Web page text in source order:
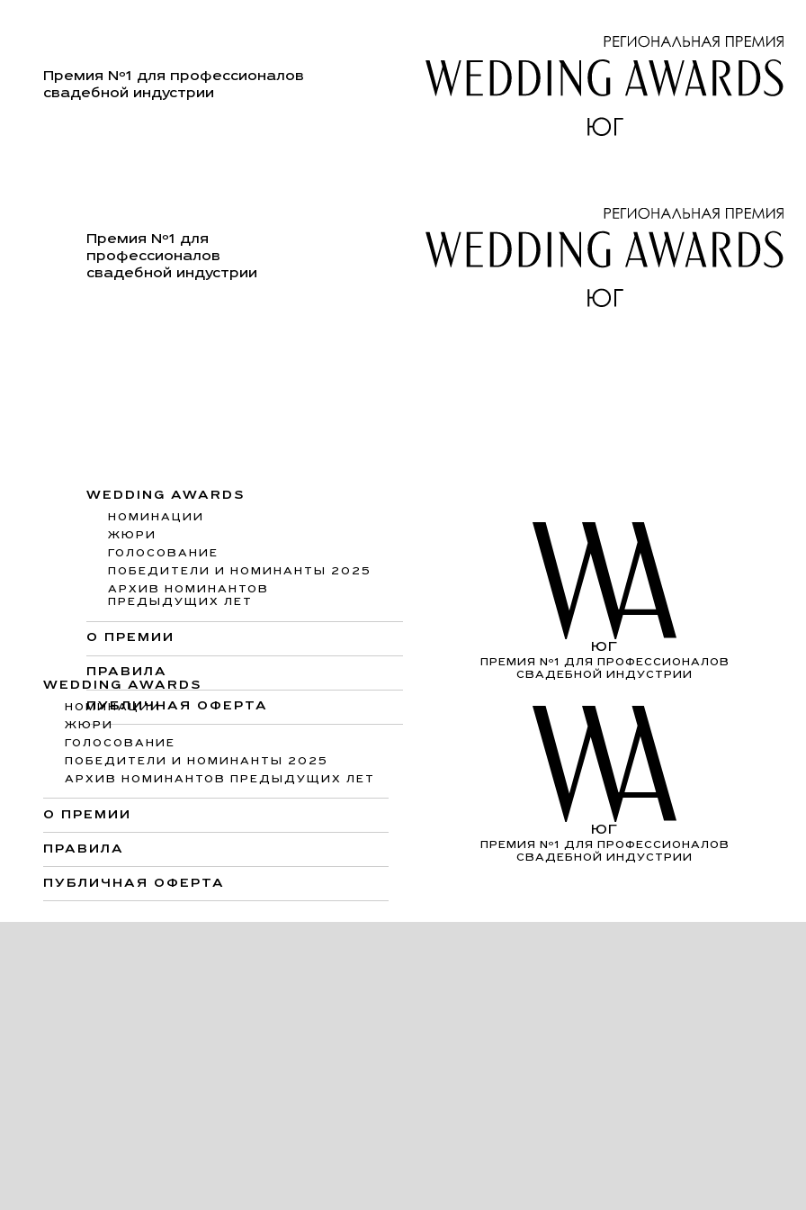
Премия Nº1 для профессионалов
свадебной индустрии
Премия Nº1 для
профессионалов
свадебной индустрии
WEDDING AWARDS
НОМИНАЦИИ
ЖЮРИ
ГОЛОСОВАНИЕ
ПОБЕДИТЕЛИ И НОМИНАНТЫ 2025
АРХИВ НОМИНАНТОВ
ПРЕДЫДУЩИХ ЛЕТ
О ПРЕМИИ
ПРАВИЛА
ПУБЛИЧНАЯ ОФЕРТА
ЮГ
ПРЕМИЯ Nº1 ДЛЯ ПРОФЕССИОНАЛОВ
СВАДЕБНОЙ ИНДУСТРИИ
WEDDING AWARDS
НОМИНАЦИИ
ЖЮРИ
ГОЛОСОВАНИЕ
ПОБЕДИТЕЛИ И НОМИНАНТЫ 2025
АРХИВ НОМИНАНТОВ ПРЕДЫДУЩИХ ЛЕТ
О ПРЕМИИ
ПРАВИЛА
ПУБЛИЧНАЯ ОФЕРТА
ЮГ
ПРЕМИЯ Nº1 ДЛЯ ПРОФЕССИОНАЛОВ
СВАДЕБНОЙ ИНДУСТРИИ